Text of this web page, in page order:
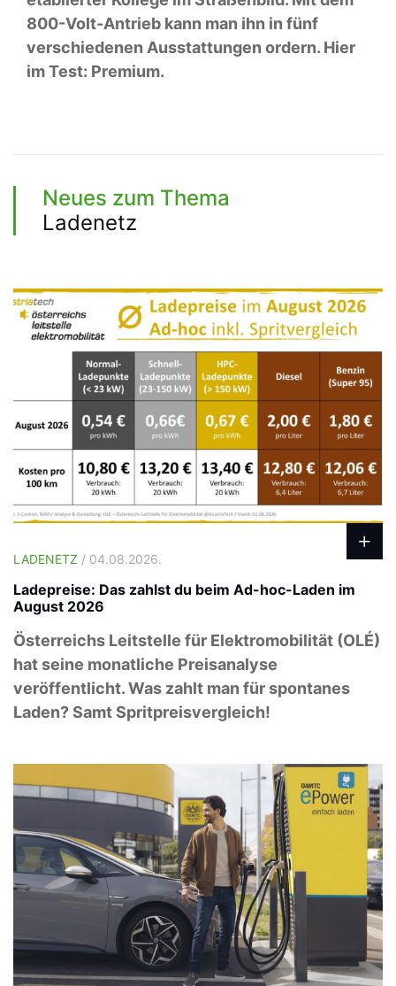
800-Volt-Antrieb kann man ihn in fünf
verschiedenen Ausstattungen ordern. Hier
im Test: Premium.
Neues zum Thema
Ladenetz
LADENETZ / 04.08.2026.
Ladepreise: Das zahlst du beim Ad-hoc-Laden im
August 2026
Österreichs Leitstelle für Elektromobilität (OLÉ)
hat seine monatliche Preisanalyse
veröffentlicht. Was zahlt man für spontanes
Laden? Samt Spritpreisvergleich!